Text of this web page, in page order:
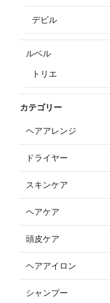
デビル
ルベル
トリエ
カテゴリー
ヘアアレンジ
ドライヤー
スキンケア
ヘアケア
頭皮ケア
ヘアアイロン
シャンプー